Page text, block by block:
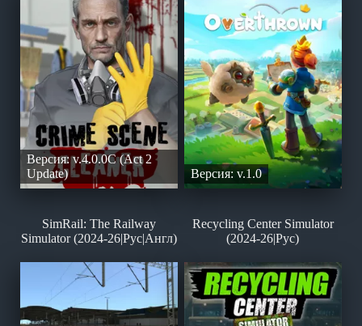
Версия: v.4.0.0C (Act 2
Update)
Версия: v.1.0
SimRail: The Railway
Simulator (2024-26|Рус|Англ)
Recycling Center Simulator
(2024-26|Рус)